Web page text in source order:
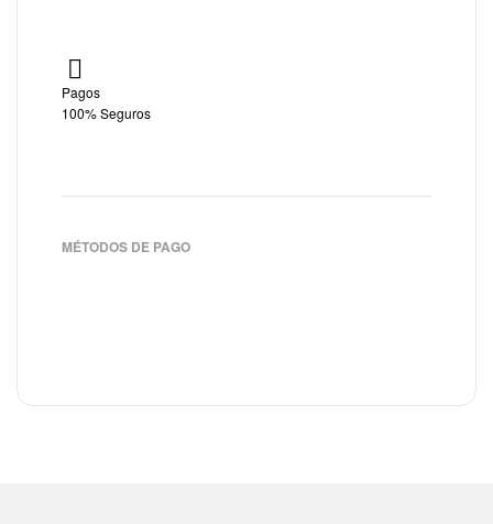
Pagos
100% Seguros
MÉTODOS DE PAGO